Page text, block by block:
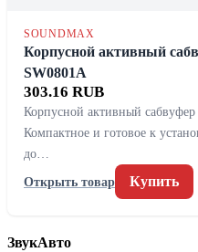
SOUNDMAX
Корпусной активный
SW0801A
303.16 RUB
Корпусной активный
Компактное и готовое к
до…
Открыть товар
Купить
ЗвукАвто